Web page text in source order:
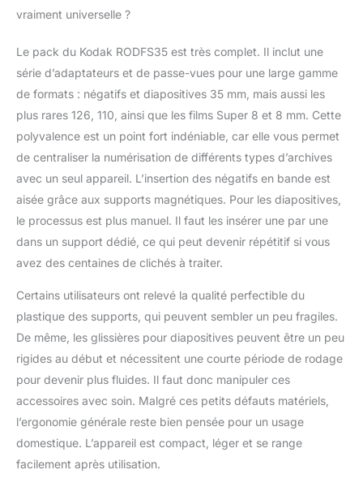
vraiment universelle ?
Le pack du Kodak RODFS35 est très complet. Il inclut une
série d’adaptateurs et de passe-vues pour une large gamme
de formats : négatifs et diapositives 35 mm, mais aussi les
plus rares 126, 110, ainsi que les films Super 8 et 8 mm. Cette
polyvalence est un point fort indéniable, car elle vous permet
de centraliser la numérisation de différents types d’archives
avec un seul appareil. L’insertion des négatifs en bande est
aisée grâce aux supports magnétiques. Pour les diapositives,
le processus est plus manuel. Il faut les insérer une par une
dans un support dédié, ce qui peut devenir répétitif si vous
avez des centaines de clichés à traiter.
Certains utilisateurs ont relevé la qualité perfectible du
plastique des supports, qui peuvent sembler un peu fragiles.
De même, les glissières pour diapositives peuvent être un peu
rigides au début et nécessitent une courte période de rodage
pour devenir plus fluides. Il faut donc manipuler ces
accessoires avec soin. Malgré ces petits défauts matériels,
l’ergonomie générale reste bien pensée pour un usage
domestique. L’appareil est compact, léger et se range
facilement après utilisation.